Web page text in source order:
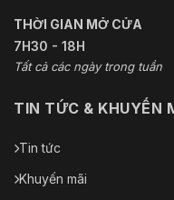
THỜI GIAN MỞ CỬA
7H30 - 18H
Tất cả các ngày trong tuần
TIN TỨC & KHUYẾN
Tin tức
Khuyến mãi